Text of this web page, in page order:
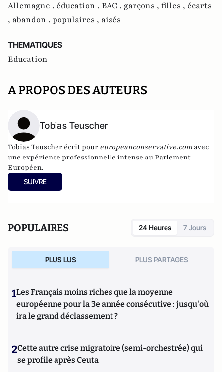
Allemagne , éducation , BAC , garçons , filles , écarts
, abandon , populaires , aisés
THEMATIQUES
Education
A PROPOS DES AUTEURS
Tobias Teuscher
Tobias Teuscher écrit pour europeanconservative.com avec
une expérience professionnelle intense au Parlement
Européen.
SUIVRE
POPULAIRES 24 Heures 7 Jours
PLUS LUS PLUS PARTAGES
1Les Français moins riches que la moyenne
européenne pour la 3e année consécutive : jusqu'où
ira le grand déclassement ?
2Cette autre crise migratoire (semi-orchestrée) qui
se profile après Ceuta